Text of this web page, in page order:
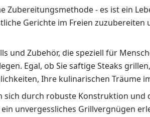
Zubereitungsmethode - es ist ein
Gerichte im Freien zuzubereiten
und Zubehör, die speziell für
Egal, ob Sie saftige Steaks
Ihre kulinarischen Träume
durch robuste Konstruktion und
unvergessliches Grillvergnügen